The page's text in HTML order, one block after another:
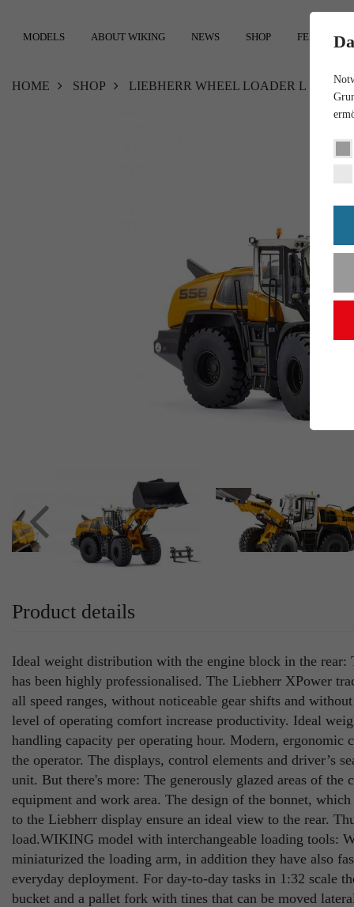
MODELS ABOUT WIKING NEWS SHOP FEEDBACK
HOME SHOP LIEBHERR WHEEL LOADER L 556
Product details
Ideal weight distribution with the engine block in the
has been highly professionalised. The Liebherr XPower
all speed ranges, without noticeable gear shifts and
level of operating comfort increase productivity. Ideal
handling capacity per operating hour. Modern, ergonomic
the operator. The displays, control elements and driver’s
unit. But there's more: The generously glazed areas of
equipment and work area. The design of the bonnet,
to the Liebherr display ensure an ideal view to the rear.
load.WIKING model with interchangeable loading tools:
miniaturized the loading arm, in addition they have also
everyday deployment. For day-to-day tasks in 1:32 scale
bucket and a pallet fork with tines that can be moved